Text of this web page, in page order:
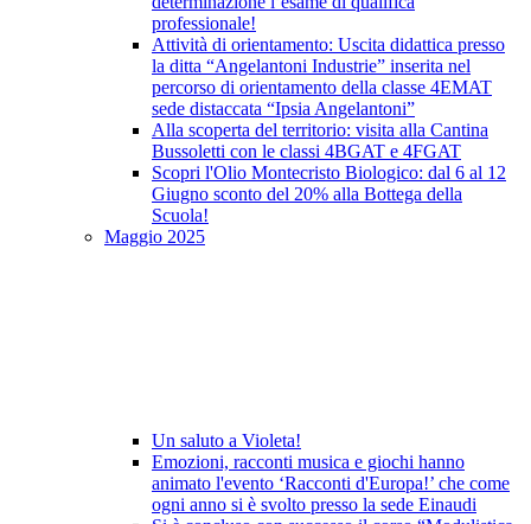
professionale!
Attività di orientamento: Uscita didattica presso
la ditta “Angelantoni Industrie” inserita nel
percorso di orientamento della classe 4EMAT
sede distaccata “Ipsia Angelantoni”
Alla scoperta del territorio: visita alla Cantina
Bussoletti con le classi 4BGAT e 4FGAT
Scopri l'Olio Montecristo Biologico: dal 6 al 12
Giugno sconto del 20% alla Bottega della
Scuola!
Maggio 2025
Un saluto a Violeta!
Emozioni, racconti musica e giochi hanno
animato l'evento ‘Racconti d'Europa!’ che come
ogni anno si è svolto presso la sede Einaudi